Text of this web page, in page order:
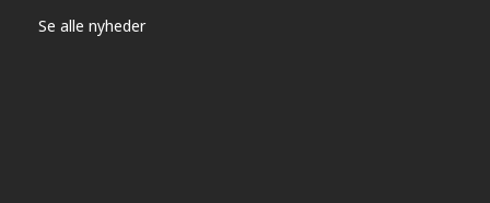
Se alle nyheder